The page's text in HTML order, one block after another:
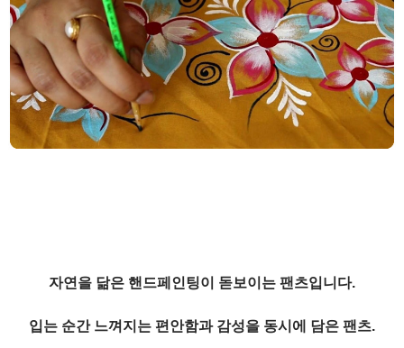
자연을 닮은 핸드페인팅이 돋보이는 팬츠입니다.
입는 순간 느껴지는 편안함과 감성을 동시에 담은 팬츠.